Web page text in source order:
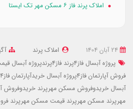
املاک پرند فاز ۶ مسکن مهر تک ایستا
املاک پرند
پروژه آبسال فاز4پرند
فاز4پرندپروژه آبسال
قیمت
فروش آپارتمان فاز4پروژه آبسال
خریدآپارتمان فاز4پروژه آبسال
آبسال خریدوفروش مسکن مهرپرند خریدوفروش
مهرپرند مسکن مهرپرند قیمت مسکن مهرپرند